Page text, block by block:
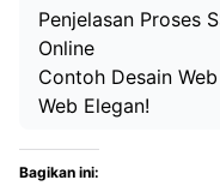
Penjelasan Proses
Online
Contoh Desain
Web Elegan!
Bagikan ini: